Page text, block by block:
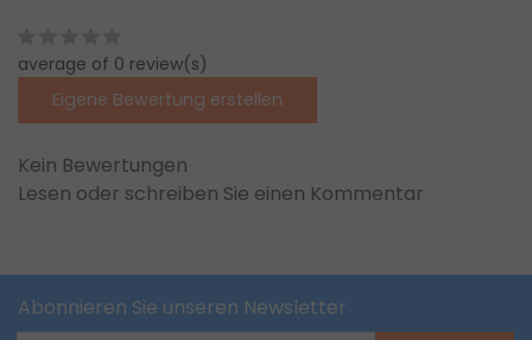
average of 0 review(s)
Eigene Bewertung erstellen
Kein Bewertungen
Lesen oder schreiben Sie einen Kommentar
Abonnieren Sie unseren Newsletter